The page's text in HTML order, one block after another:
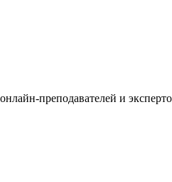
преподавателей и